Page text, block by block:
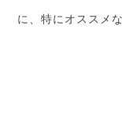
に、特にオススメ